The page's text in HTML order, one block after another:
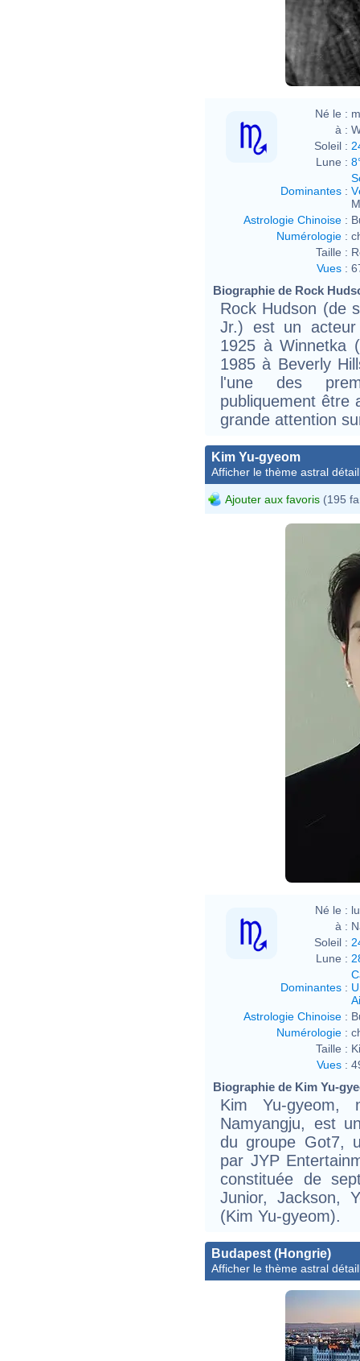
Né le :
à :
Soleil :
Lune :
Dominantes :
Astrologie Chinoise :
Numérologie :
Taille :
Vues :
Biographie de Rock
Rock Hudson (de
Jr.) est un
1925 à Winnetka
1985 à Beverly
l'une des
publiquement être
grande attention
Kim Yu-gyeom
Afficher le thème astral
Ajouter aux favoris (195
Né le :
à :
Soleil :
Lune :
Dominantes :
Astrologie Chinoise :
Numérologie :
Taille :
Vues :
Biographie de Kim Yu-
Kim Yu-
Namyangju, est
du groupe Got7,
par JYP
constituée de
Junior, Jackson,
(Kim Yu-gyeom).
Budapest (Hongrie)
Afficher le thème astral